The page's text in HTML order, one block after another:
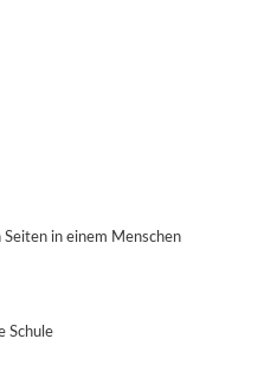
in einem Menschen
Schule